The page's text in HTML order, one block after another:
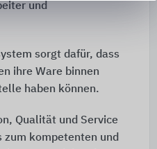
und
sorgt dafür, dass
ihre Ware binnen
haben können.
Qualität und Service
zum kompetenten und